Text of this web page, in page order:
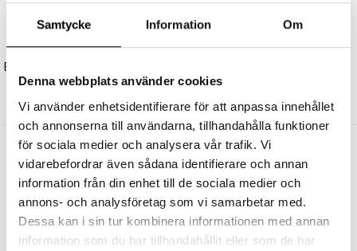
Samtycke Information Om
Denna webbplats använder cookies
Vi använder enhetsidentifierare för att anpassa innehållet
och annonserna till användarna, tillhandahålla funktioner
för sociala medier och analysera vår trafik. Vi
vidarebefordrar även sådana identifierare och annan
information från din enhet till de sociala medier och
annons- och analysföretag som vi samarbetar med.
Dessa kan i sin tur kombinera informationen med annan
information som du har tillhandahållit eller som de har
NORTHERN
3290 kr 2632 kr
NORTHERN
5790 kr
Andra köpte även